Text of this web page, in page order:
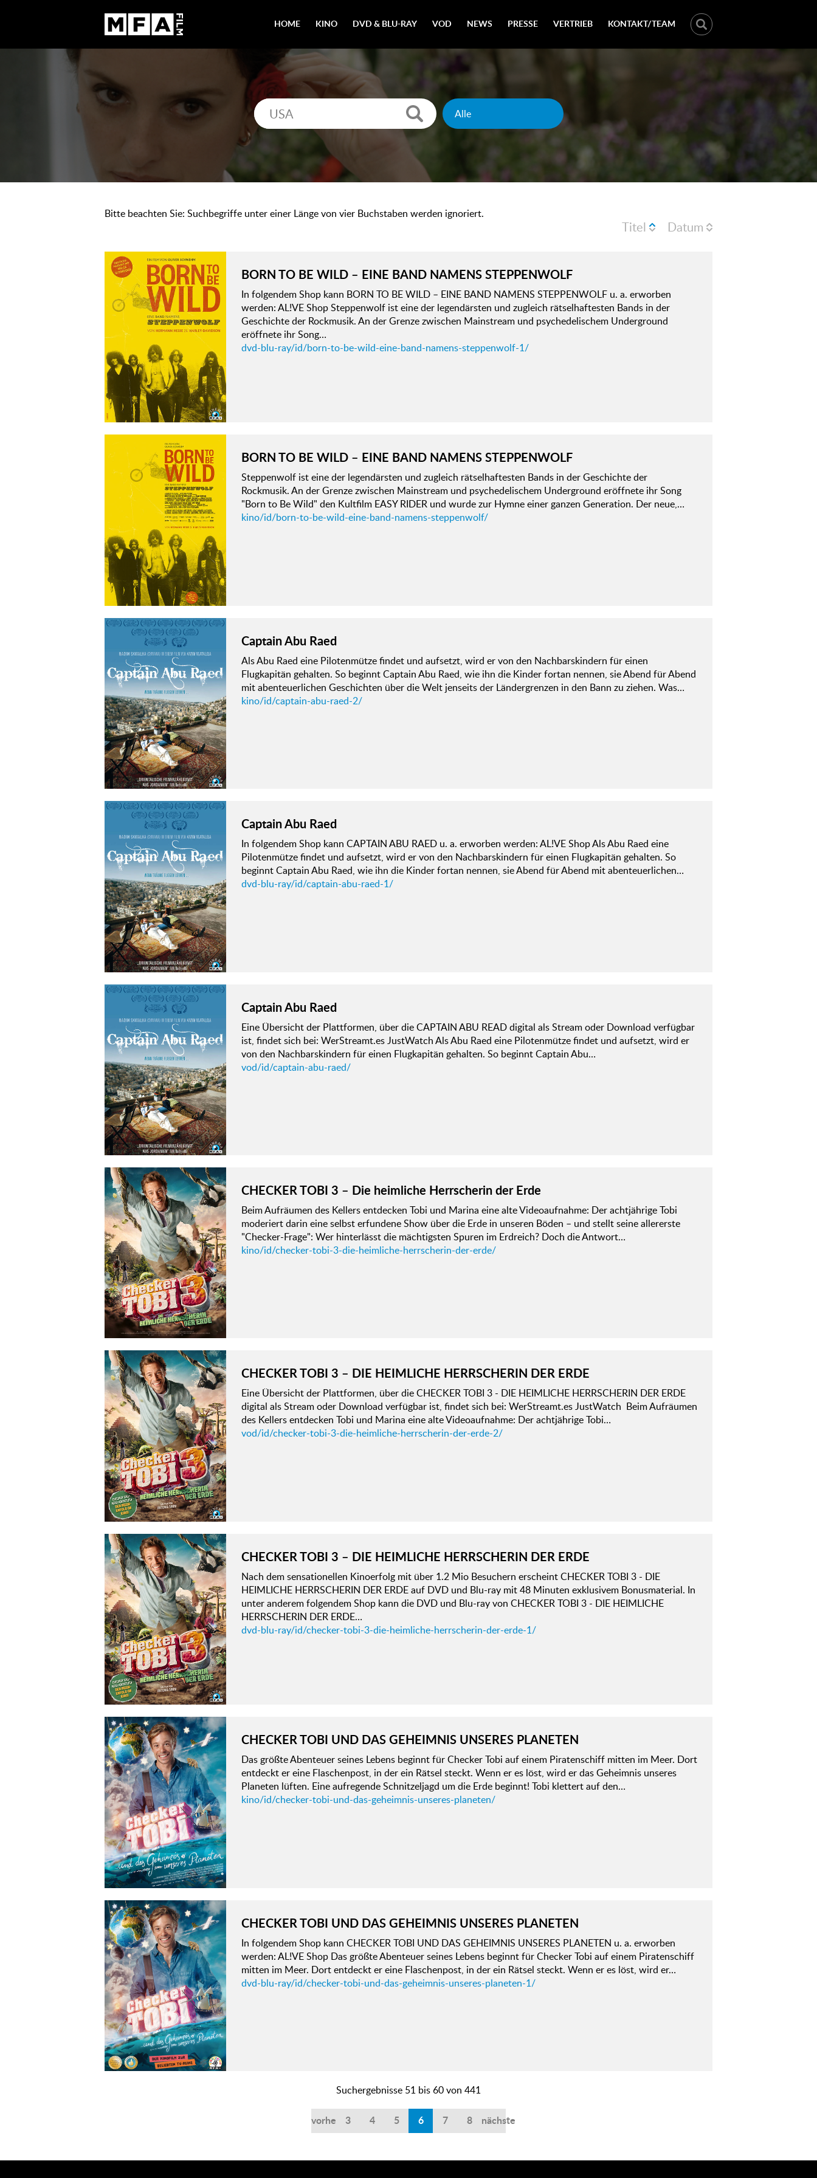
HOME KINO DVD & BLU-RAY VOD NEWS PRESSE VERTRIEB KONTAKT/TEAM
Bitte beachten Sie: Suchbegriffe unter einer Länge von vier Buchstaben werden ignoriert.
Titel Datum
BORN TO BE WILD – EINE BAND NAMENS STEPPENWOLF
In folgendem Shop kann BORN TO BE WILD – EINE BAND NAMENS STEPPENWOLF u. a. erworben
werden: AL!VE Shop Steppenwolf ist eine der legendärsten und zugleich rätselhaftesten Bands in der
Geschichte der Rockmusik. An der Grenze zwischen Mainstream und psychedelischem Underground
eröffnete ihr Song…
dvd-blu-ray/id/born-to-be-wild-eine-band-namens-steppenwolf-1/
BORN TO BE WILD – EINE BAND NAMENS STEPPENWOLF
Steppenwolf ist eine der legendärsten und zugleich rätselhaftesten Bands in der Geschichte der
Rockmusik. An der Grenze zwischen Mainstream und psychedelischem Underground eröffnete ihr Song
"Born to Be Wild" den Kultfilm EASY RIDER und wurde zur Hymne einer ganzen Generation. Der neue,…
kino/id/born-to-be-wild-eine-band-namens-steppenwolf/
Captain Abu Raed
Als Abu Raed eine Pilotenmütze findet und aufsetzt, wird er von den Nachbarskindern für einen
Flugkapitän gehalten. So beginnt Captain Abu Raed, wie ihn die Kinder fortan nennen, sie Abend für Abend
mit abenteuerlichen Geschichten über die Welt jenseits der Ländergrenzen in den Bann zu ziehen. Was…
kino/id/captain-abu-raed-2/
Captain Abu Raed
In folgendem Shop kann CAPTAIN ABU RAED u. a. erworben werden: AL!VE Shop Als Abu Raed eine
Pilotenmütze findet und aufsetzt, wird er von den Nachbarskindern für einen Flugkapitän gehalten. So
beginnt Captain Abu Raed, wie ihn die Kinder fortan nennen, sie Abend für Abend mit abenteuerlichen…
dvd-blu-ray/id/captain-abu-raed-1/
Captain Abu Raed
Eine Übersicht der Plattformen, über die CAPTAIN ABU READ digital als Stream oder Download verfügbar
ist, findet sich bei: WerStreamt.es JustWatch Als Abu Raed eine Pilotenmütze findet und aufsetzt, wird er
von den Nachbarskindern für einen Flugkapitän gehalten. So beginnt Captain Abu…
vod/id/captain-abu-raed/
CHECKER TOBI 3 – Die heimliche Herrscherin der Erde
Beim Aufräumen des Kellers entdecken Tobi und Marina eine alte Videoaufnahme: Der achtjährige Tobi
moderiert darin eine selbst erfundene Show über die Erde in unseren Böden – und stellt seine allererste
"Checker-Frage": Wer hinterlässt die mächtigsten Spuren im Erdreich? Doch die Antwort…
kino/id/checker-tobi-3-die-heimliche-herrscherin-der-erde/
CHECKER TOBI 3 – DIE HEIMLICHE HERRSCHERIN DER ERDE
Eine Übersicht der Plattformen, über die CHECKER TOBI 3 - DIE HEIMLICHE HERRSCHERIN DER ERDE
digital als Stream oder Download verfügbar ist, findet sich bei: WerStreamt.es JustWatch Beim Aufräumen
des Kellers entdecken Tobi und Marina eine alte Videoaufnahme: Der achtjährige Tobi…
vod/id/checker-tobi-3-die-heimliche-herrscherin-der-erde-2/
CHECKER TOBI 3 – DIE HEIMLICHE HERRSCHERIN DER ERDE
Nach dem sensationellen Kinoerfolg mit über 1.2 Mio Besuchern erscheint CHECKER TOBI 3 - DIE
HEIMLICHE HERRSCHERIN DER ERDE auf DVD und Blu-ray mit 48 Minuten exklusivem Bonusmaterial. In
unter anderem folgendem Shop kann die DVD und Blu-ray von CHECKER TOBI 3 - DIE HEIMLICHE
HERRSCHERIN DER ERDE…
dvd-blu-ray/id/checker-tobi-3-die-heimliche-herrscherin-der-erde-1/
CHECKER TOBI UND DAS GEHEIMNIS UNSERES PLANETEN
Das größte Abenteuer seines Lebens beginnt für Checker Tobi auf einem Piratenschiff mitten im Meer. Dort
entdeckt er eine Flaschenpost, in der ein Rätsel steckt. Wenn er es löst, wird er das Geheimnis unseres
Planeten lüften. Eine aufregende Schnitzeljagd um die Erde beginnt! Tobi klettert auf den…
kino/id/checker-tobi-und-das-geheimnis-unseres-planeten/
CHECKER TOBI UND DAS GEHEIMNIS UNSERES PLANETEN
In folgendem Shop kann CHECKER TOBI UND DAS GEHEIMNIS UNSERES PLANETEN u. a. erworben
werden: AL!VE Shop Das größte Abenteuer seines Lebens beginnt für Checker Tobi auf einem Piratenschiff
mitten im Meer. Dort entdeckt er eine Flaschenpost, in der ein Rätsel steckt. Wenn er es löst, wird er…
dvd-blu-ray/id/checker-tobi-und-das-geheimnis-unseres-planeten-1/
Suchergebnisse 51 bis 60 von 441
vorherige
3 4 5 6 7 8 nächste